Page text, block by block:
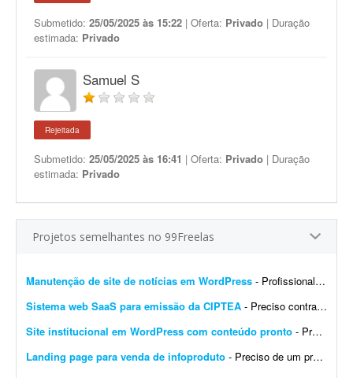
Submetido: 25/05/2025 às 15:22 | Oferta: Privado | Duração
estimada: Privado
Samuel S
Rejeitada
Submetido: 25/05/2025 às 16:41 | Oferta: Privado | Duração
estimada: Privado
Projetos semelhantes no 99Freelas
Manutenção de site de notícias em WordPress - Profissional para realizar manutenção, configuração de automações, melhoria visual e atualização de site de notícias em WordPress. At...
Sistema web SaaS para emissão da CIPTEA - Preciso contratar um desenvolvedor ou equipe para criar um sistema web (SaaS multi-tenant) voltado para a emissão digital da CIPTEA (Carteira de Identificação da Pessoa com Tra...
Site institucional em WordPress com conteúdo pronto - Preciso de um desenvolvedor WordPress para criar um site institucional simples, de aproximadamente 5 páginas (Home). - O projeto é cultural (Cuidadores da Memória - Encontro R...
Landing page para venda de infoproduto - Preciso de um profissional que crie uma landing page com foco em conversão para um infoproduto. A página deve ter conteúdo e layout focados em vendas, com elementos que incent...